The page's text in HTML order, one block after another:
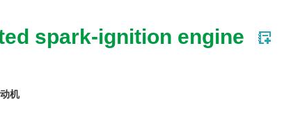
spark-ignition engine
机